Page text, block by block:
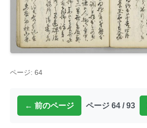
ページ: 64
← 前のページ ページ 64 / 93